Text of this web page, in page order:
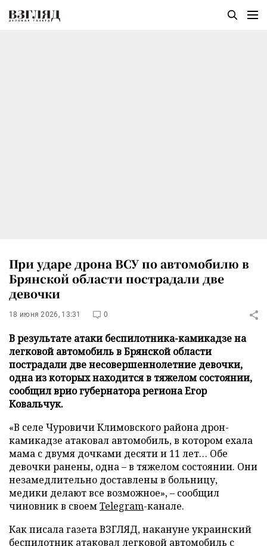
При ударе дрона ВСУ по автомобилю в
Брянской области пострадали две
девочки
18 июня 2026, 13:31 0
В результате атаки беспилотника-камикадзе на
легковой автомобиль в Брянской области
пострадали две несовершеннолетние девочки,
одна из которых находится в тяжелом состоянии,
сообщил врио губернатора региона Егор
Ковальчук.
«В селе Чуровичи Климовского района дрон-
камикадзе атаковал автомобиль, в котором ехала
мама с двумя дочками десяти и 11 лет… Обе
девочки ранены, одна – в тяжелом состоянии. Они
незамедлительно доставлены в больницу,
медики делают все возможное», – сообщил
чиновник в своемTelegram-канале.
Как писала газета ВЗГЛЯД, накануне украинский
беспилотник атаковаллегковой автомобиль с